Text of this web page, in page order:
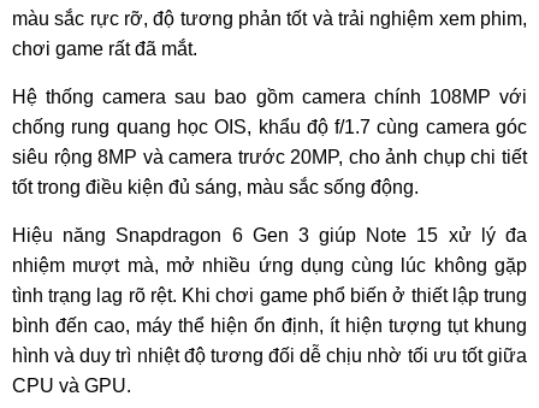
màu sắc rực rỡ, độ tương phản tốt và trải nghiệm xem phim,
chơi game rất đã mắt.
Hệ thống camera sau bao gồm camera chính 108MP với
chống rung quang học OIS, khẩu độ f/1.7 cùng camera góc
siêu rộng 8MP và camera trước 20MP, cho ảnh chụp chi tiết
tốt trong điều kiện đủ sáng, màu sắc sống động.
Hiệu năng Snapdragon 6 Gen 3 giúp Note 15 xử lý đa
nhiệm mượt mà, mở nhiều ứng dụng cùng lúc không gặp
tình trạng lag rõ rệt. Khi chơi game phổ biến ở thiết lập trung
bình đến cao, máy thể hiện ổn định, ít hiện tượng tụt khung
hình và duy trì nhiệt độ tương đối dễ chịu nhờ tối ưu tốt giữa
CPU và GPU.